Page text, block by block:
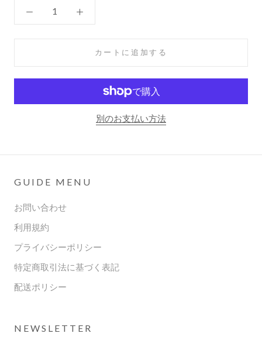
カートに追加する
別のお支払い方法
GUIDE MENU
お問い合わせ
利用規約
プライバシーポリシー
特定商取引法に基づく表記
配送ポリシー
NEWSLETTER